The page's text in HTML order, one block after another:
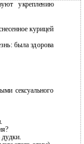
укреплению
курицей
была здорова
сексуального